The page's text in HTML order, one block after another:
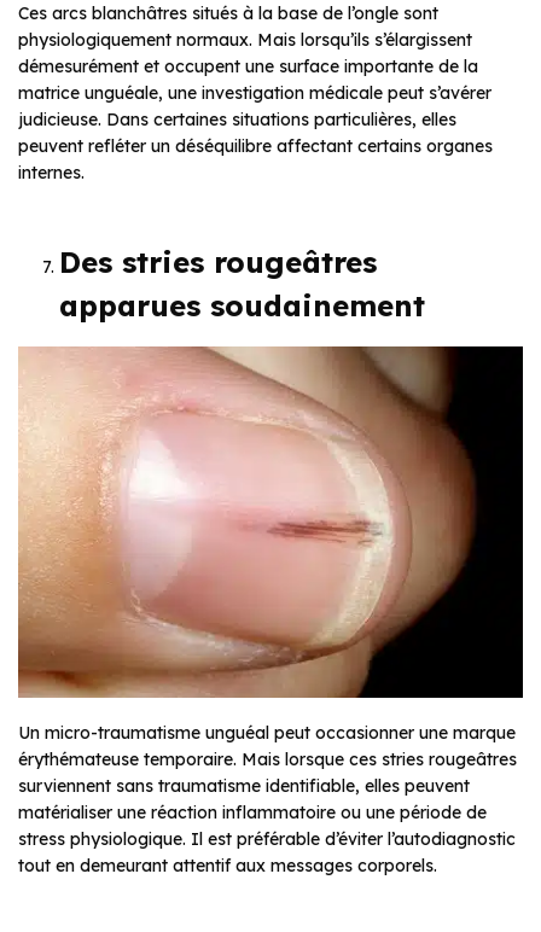
Ces arcs blanchâtres situés à la base de l’ongle sont
physiologiquement normaux. Mais lorsqu’ils s’élargissent
démesurément et occupent une surface importante de la
matrice unguéale, une investigation médicale peut s’avérer
judicieuse. Dans certaines situations particulières, elles
peuvent refléter un déséquilibre affectant certains organes
internes.
Des stries rougeâtres
apparues soudainement
Un micro-traumatisme unguéal peut occasionner une marque
érythémateuse temporaire. Mais lorsque ces stries rougeâtres
surviennent sans traumatisme identifiable, elles peuvent
matérialiser une réaction inflammatoire ou une période de
stress physiologique. Il est préférable d’éviter l’autodiagnostic
tout en demeurant attentif aux messages corporels.